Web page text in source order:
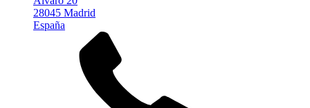
28045 Madrid
España